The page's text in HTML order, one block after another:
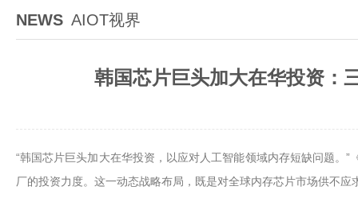
NEWS AIOT视界
韩国芯片巨头加大在华投资：
“韩国芯片巨头加大在华投资，以应对人工智能领域内存短缺问题。
厂的投资力度。这一动态战略布局，既是对全球内存芯片市场供不